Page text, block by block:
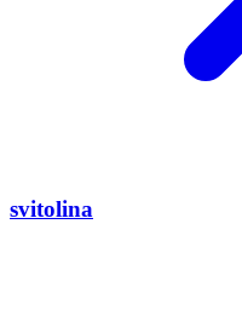
svitolina